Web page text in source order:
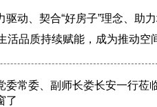
动、契合“好房子”理念、助
品质持续赋能，成为推动空
委常委、副师长娄长安一行莅
了